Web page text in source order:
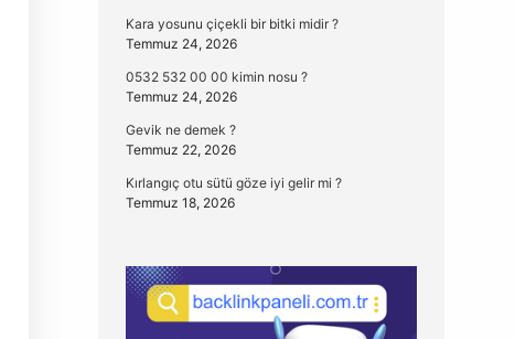
Kara yosunu çiçekli bir bitki midir ?
Temmuz 24, 2026
0532 532 00 00 kimin nosu ?
Temmuz 24, 2026
Gevik ne demek ?
Temmuz 22, 2026
Kırlangıç otu sütü göze iyi gelir mi ?
Temmuz 18, 2026